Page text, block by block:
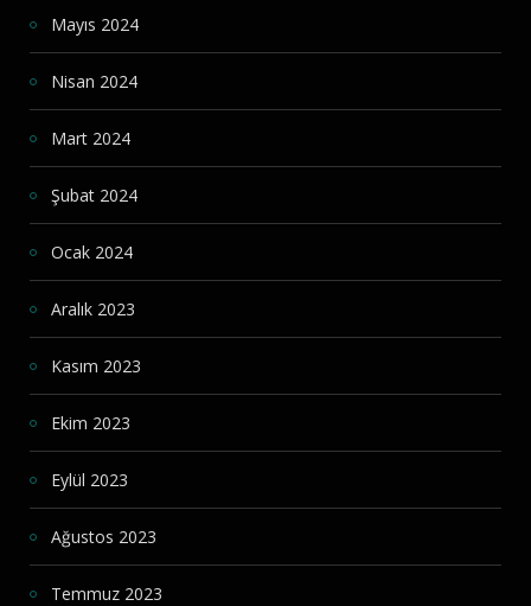
Mayıs 2024
Nisan 2024
Mart 2024
Şubat 2024
Ocak 2024
Aralık 2023
Kasım 2023
Ekim 2023
Eylül 2023
Ağustos 2023
Temmuz 2023